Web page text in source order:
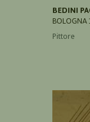
BEDINI
Pittore